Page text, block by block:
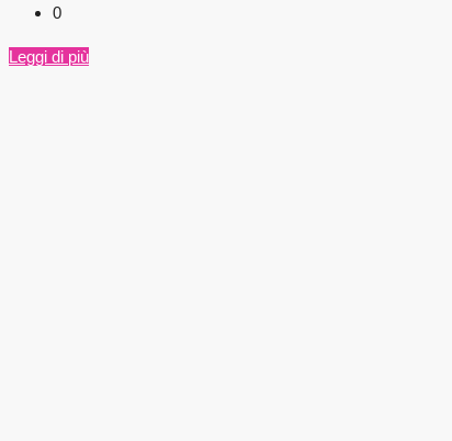
0
Leggi di più